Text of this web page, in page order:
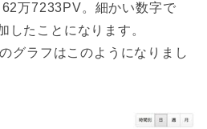
万7233PV。細かい数字で
したことになります。
グラフはこのようになりまし